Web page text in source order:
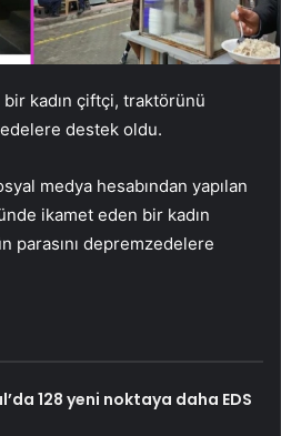
kadın çiftçi, traktörünü
destek oldu.
medya hesabından yapılan
ikamet eden bir kadın
parasını depremzedelere
128 yeni noktaya daha EDS